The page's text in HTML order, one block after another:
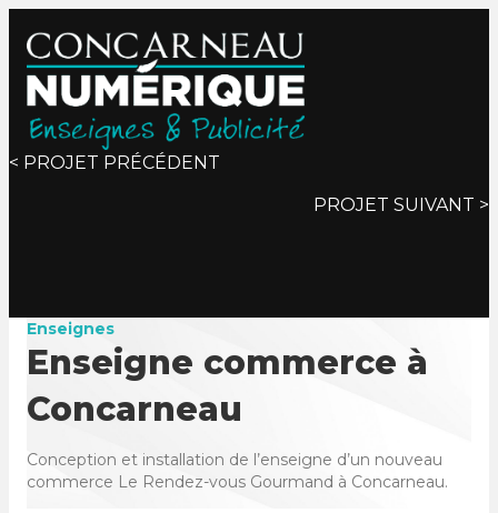
Posts
< PROJET PRÉCÉDENT
PROJET SUIVANT >
Enseignes
Enseigne commerce à
Concarneau
Conception et installation de l’enseigne d’un nouveau
commerce Le Rendez-vous Gourmand à Concarneau.